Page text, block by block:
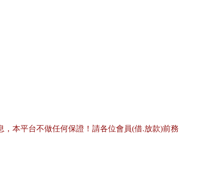
本平台不做任何保證！請各位會員(借.放款)前務